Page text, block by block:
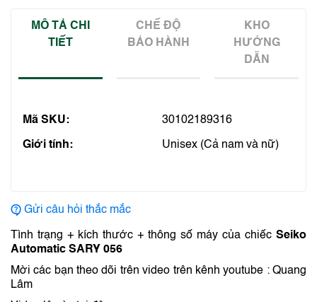
MÔ TẢ CHI
TIẾT
CHẾ ĐỘ
BẢO HÀNH
KHO
HƯỚNG
DẪN
Mã SKU: 30102189316
Giới tính: Unisex (Cả nam và nữ)
Gửi câu hỏi thắc mắc
Tình trạng + kích thước + thông số máy của chiếc Seiko
Automatic SARY 056
Mời các bạn theo dõi trên video trên kênh youtube : Quang
Lâm